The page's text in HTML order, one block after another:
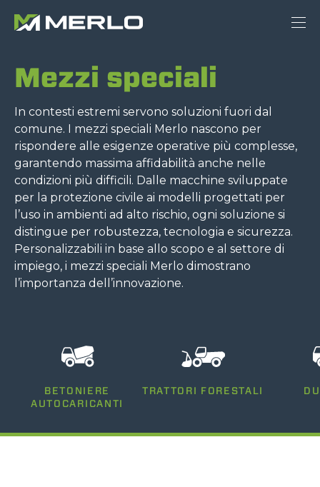
Mezzi speciali
In contesti estremi servono soluzioni fuori dal
comune. I mezzi speciali Merlo nascono per
rispondere alle esigenze operative più complesse,
garantendo massima affidabilità anche nelle
condizioni più difficili. Dalle macchine sviluppate
per la protezione civile ai modelli progettati per
l’uso in ambienti ad alto rischio, ogni soluzione si
distingue per robustezza, tecnologia e sicurezza.
Personalizzabili in base allo scopo e al settore di
impiego, i mezzi speciali Merlo dimostrano
l’importanza dell’innovazione.
BETONIERE
AUTOCARICANTI
TRATTORI FORESTALI